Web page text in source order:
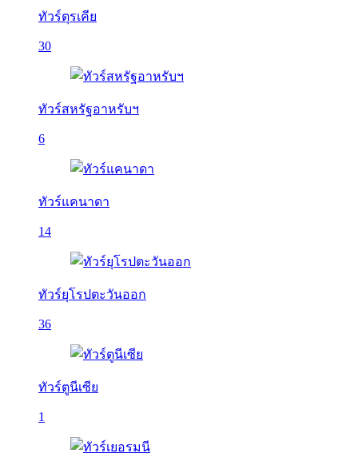
ทัวร์ตุรเคีย
30
ทัวร์สหรัฐอาหรับฯ
6
ทัวร์แคนาดา
14
ทัวร์ยุโรปตะวันออก
36
ทัวร์ตูนีเซีย
1